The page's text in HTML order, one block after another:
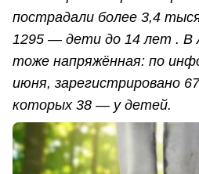
пострадали более 3,4
1295 — дети до 14 лет . В
тоже напряжённая: по
июня, зарегистрировано
которых 38 — у детей.